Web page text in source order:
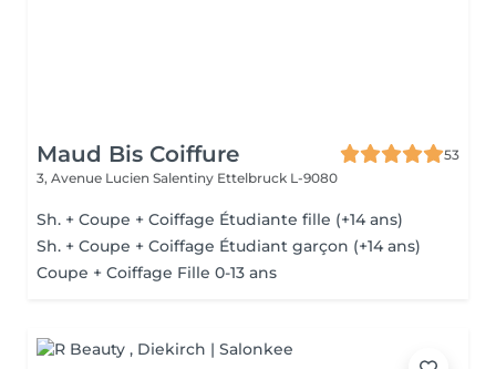
Maud Bis Coiffure
53
3, Avenue Lucien Salentiny Ettelbruck L-9080
Sh. + Coupe + Coiffage Étudiante fille (+14 ans)
Sh. + Coupe + Coiffage Étudiant garçon (+14 ans)
Coupe + Coiffage Fille 0-13 ans